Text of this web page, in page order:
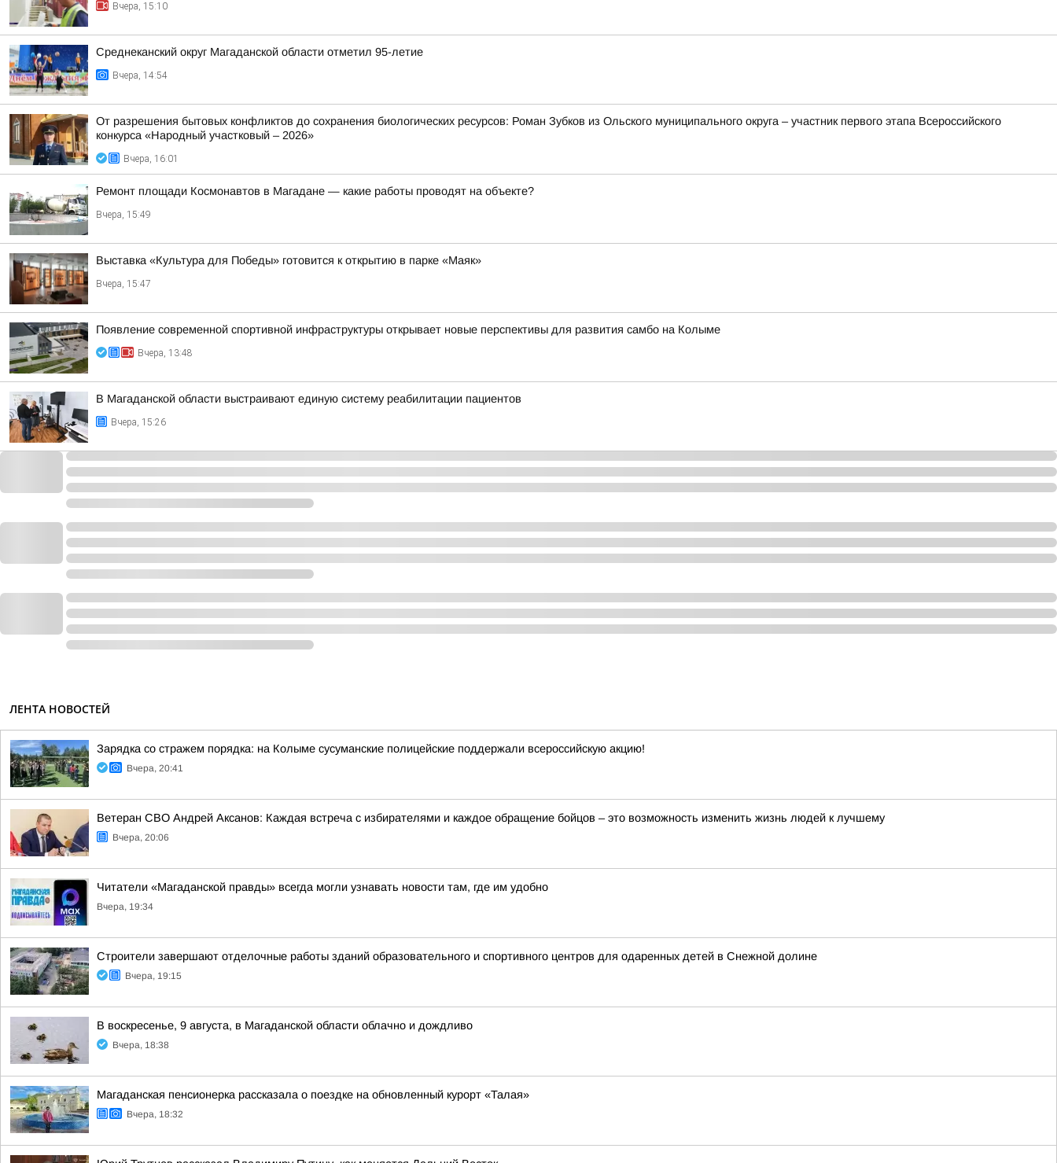
Вчера, 15:10
Среднеканский округ Магаданской области отметил 95-летие
Вчера, 14:54
От разрешения бытовых конфликтов до сохранения биологических ресурсов: Роман Зубков из Ольского муниципального округа – участник первого этапа Всероссийского
конкурса «Народный участковый – 2026»
Вчера, 16:01
Ремонт площади Космонавтов в Магадане — какие работы проводят на объекте?
Вчера, 15:49
Выставка «Культура для Победы» готовится к открытию в парке «Маяк»
Вчера, 15:47
Появление современной спортивной инфраструктуры открывает новые перспективы для развития самбо на Колыме
Вчера, 13:48
В Магаданской области выстраивают единую систему реабилитации пациентов
Вчера, 15:26
ЛЕНТА НОВОСТЕЙ
Зарядка со стражем порядка: на Колыме сусуманские полицейские поддержали всероссийскую акцию!
Вчера, 20:41
Ветеран СВО Андрей Аксанов: Каждая встреча с избирателями и каждое обращение бойцов – это возможность изменить жизнь людей к лучшему
Вчера, 20:06
Читатели «Магаданской правды» всегда могли узнавать новости там, где им удобно
Вчера, 19:34
Строители завершают отделочные работы зданий образовательного и спортивного центров для одаренных детей в Снежной долине
Вчера, 19:15
В воскресенье, 9 августа, в Магаданской области облачно и дождливо
Вчера, 18:38
Магаданская пенсионерка рассказала о поездке на обновленный курорт «Талая»
Вчера, 18:32